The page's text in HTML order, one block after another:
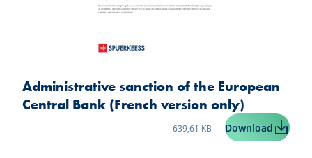
Administrative sanction of the European
Central Bank (French version only)
Taille du fichier:
639,61 KB Download